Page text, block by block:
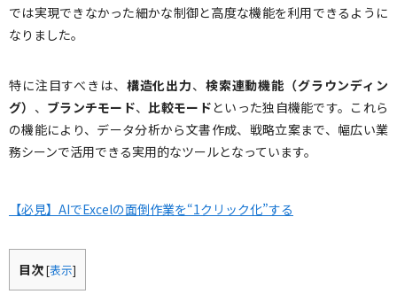
では実現できなかった細かな制御と高度な機能を利用できるように
なりました。
特に注目すべきは、 構造化出力、 検索連動機能（グラウンディン
グ） 、 ブランチモード、比較モードといった独自機能です。これら
の機能により、データ分析から文書作成、戦略立案まで、幅広い業
務シーンで活用できる実用的なツールとなっています。
【必見】AIでExcelの面倒作業を“1クリック化”する
目次[表示]